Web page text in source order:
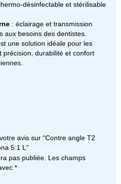
désinfectable et stérilisable
: éclairage et transmission
aux besoins des dentistes.
une solution idéale pour les
précision, durabilité et confort
avis sur “Contre angle T2
5:1 L”
pas publiée. Les champs
*